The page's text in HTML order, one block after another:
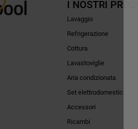
I NOSTRI
Lavaggio
Refrigerazione
Cottura
Lavastoviglie
Aria condizionata
Set elettrodomestici
Accessori
Ricambi